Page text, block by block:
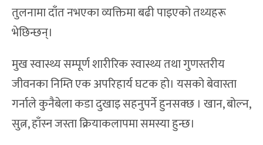
तुलनामा दाँत नभएका व्यक्तिमा बढी पाइएको तथ्यहरू
भेछिन्छन्।
मुख स्वास्थ्य सम्पूर्ण शारीरिक स्वास्थ्य तथा गुणस्तरीय
जीवनका निम्ति एक अपरिहार्य घटक हो। यसको बेवास्ता
गर्नाले कुनैबेला कडा दुखाइ सहनुपर्ने हुनसक्छ । खान, बोल्न,
सुत्न, हाँस्न जस्ता क्रियाकलापमा समस्या हुन्छ।